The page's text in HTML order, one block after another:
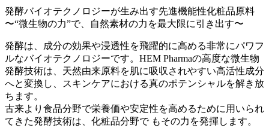
発酵バイオテクノロジーが生み出す先進機能性化粧品原料
〜“微生物の力”で、自然素材の力を最大限に引き出す〜
発酵は、成分の効果や浸透性を飛躍的に高める非常にパワフ
ルなバイオテクノロジーです。 HEM Pharmaの高度な微生物
発酵技術は、天然由来原料を肌に吸収されやすい高活性成分
へと変換し、スキンケアにおける真のポテンシャルを解き放
ちます。
古来より食品分野で栄養価や安定性を高めるために用いられ
てきた発酵技術は、化粧品分野で もその力を発揮します。